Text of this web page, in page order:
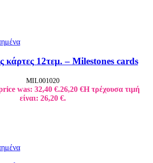
κάρτες 12τεμ. – Milestones cards
MIL001020
was: 32,40 €.26,20 €Η τρέχουσα τιμή
είναι: 26,20 €.